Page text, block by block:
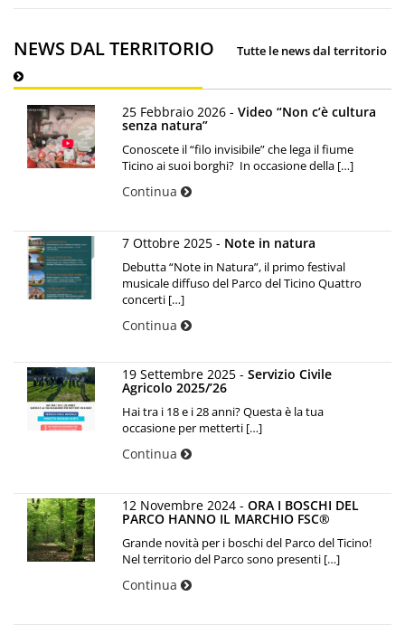
NEWS DAL TERRITORIO Tutte le news dal territorio
25 Febbraio 2026 - Video “Non c’è cultura
senza natura”
Conoscete il “filo invisibile” che lega il fiume
Ticino ai suoi borghi? In occasione della […]
Continua
7 Ottobre 2025 - Note in natura
Debutta “Note in Natura”, il primo festival
musicale diffuso del Parco del Ticino Quattro
concerti […]
Continua
19 Settembre 2025 - Servizio Civile
Agricolo 2025/’26
Hai tra i 18 e i 28 anni? Questa è la tua
occasione per metterti […]
Continua
12 Novembre 2024 - ORA I BOSCHI DEL
PARCO HANNO IL MARCHIO FSC®
Grande novità per i boschi del Parco del Ticino!
Nel territorio del Parco sono presenti […]
Continua